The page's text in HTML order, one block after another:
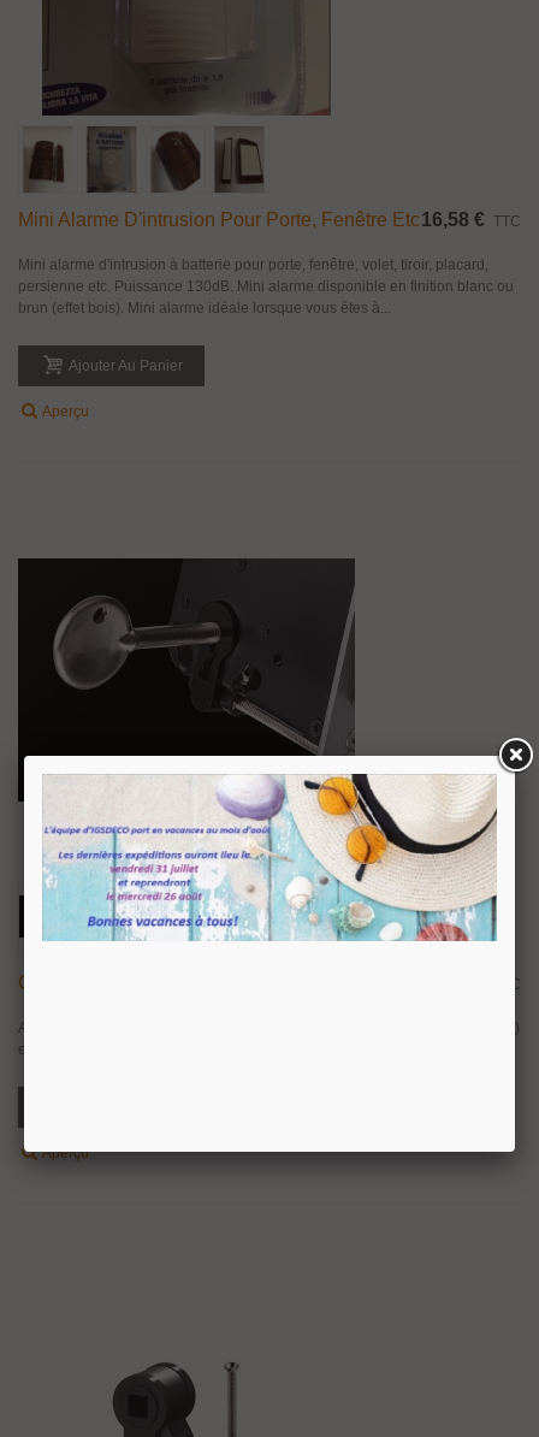
Mini Alarme D'intrusion Pour Porte, Fenêtre Etc16,58 € TTC
Mini alarme d'intrusion à batterie pour porte, fenêtre, volet, tiroir, placard,
persienne etc. Puissance 130dB. Mini alarme disponible en finition blanc ou
brun (effet bois). Mini alarme idéale lorsque vous êtes à...
Ajouter Au Panier
Aperçu
Convertir Une Serrure Clé I En Clé L TTC
Accessoire permettant de convertir une serrure pour cylindre européen (clé I)
en serrure pour clé normale (clé L). Longueur de la clé sous la tête : 50 mm.
Aperçu